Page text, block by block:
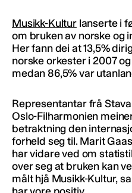
Musikk-Kulturlanserte i
om bruken av norske og
Her fann dei at 13,5%
norske orkester i 2007
medan 86,5% var
Representantar frå
Oslo-Filharmonien
betraktning den
forheld seg til. Marit
har vidare ved om
over seg at bruken kan
målt hjå Musikk-Kultur,